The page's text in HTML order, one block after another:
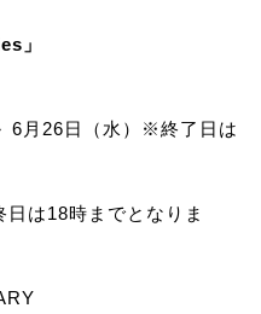
」
6月26日（水）※終了⽇は
は18時までとなりま